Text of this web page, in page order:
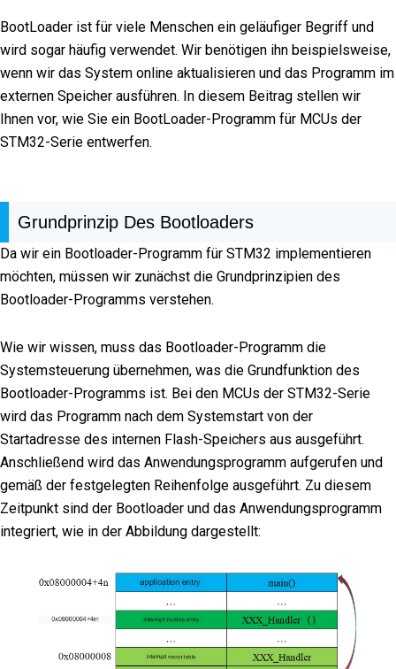
BootLoader ist für viele Menschen ein geläufiger Begriff und
wird sogar häufig verwendet. Wir benötigen ihn beispielsweise,
wenn wir das System online aktualisieren und das Programm im
externen Speicher ausführen. In diesem Beitrag stellen wir
Ihnen vor, wie Sie ein BootLoader-Programm für MCUs der
STM32-Serie entwerfen.
Grundprinzip Des Bootloaders
Da wir ein Bootloader-Programm für STM32 implementieren
möchten, müssen wir zunächst die Grundprinzipien des
Bootloader-Programms verstehen.
Wie wir wissen, muss das Bootloader-Programm die
Systemsteuerung übernehmen, was die Grundfunktion des
Bootloader-Programms ist. Bei den MCUs der STM32-Serie
wird das Programm nach dem Systemstart von der
Startadresse des internen Flash-Speichers aus ausgeführt.
Anschließend wird das Anwendungsprogramm aufgerufen und
gemäß der festgelegten Reihenfolge ausgeführt. Zu diesem
Zeitpunkt sind der Bootloader und das Anwendungsprogramm
integriert, wie in der Abbildung dargestellt: